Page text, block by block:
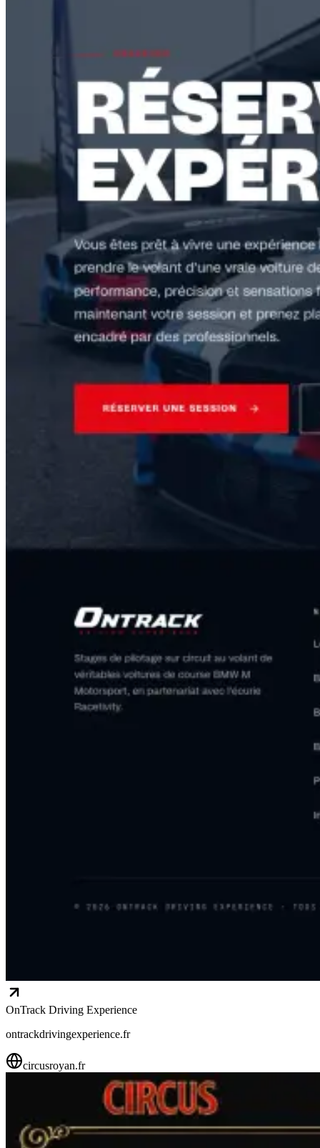
OnTrack Driving Experience
ontrackdrivingexperience.fr
circusroyan.fr